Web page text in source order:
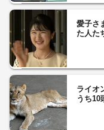
愛子さ
た人た
ライオ
うち